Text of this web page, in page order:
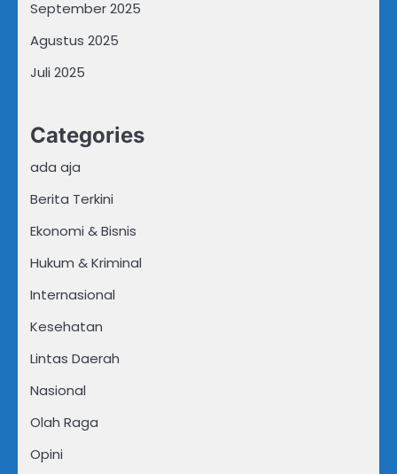
September 2025
Agustus 2025
Juli 2025
Categories
ada aja
Berita Terkini
Ekonomi & Bisnis
Hukum & Kriminal
Internasional
Kesehatan
Lintas Daerah
Nasional
Olah Raga
Opini